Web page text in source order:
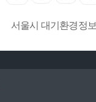
서울시 대기환경정보